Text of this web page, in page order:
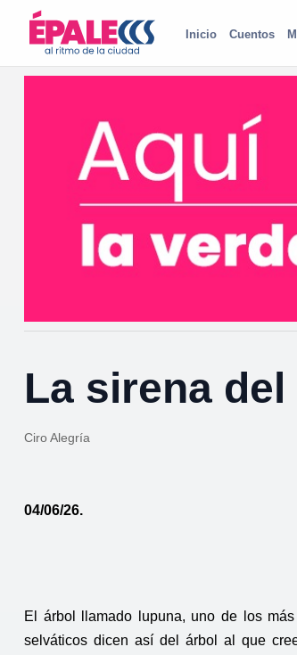
Inicio Cuentos
La sirena
Ciro Alegría
04/06/26.
El árbol llamado lupuna, uno de los
selváticos dicen así del árbol al que